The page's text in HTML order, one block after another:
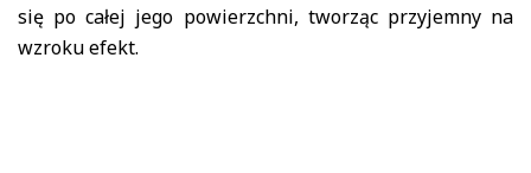
się po całej jego powierzchni, tworząc przyjemny na
wzroku efekt.